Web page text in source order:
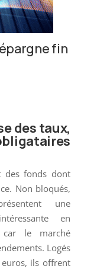
fin
des taux,
des fonds dont
Non bloqués,
une
en
le marché
Logés
ils offrent